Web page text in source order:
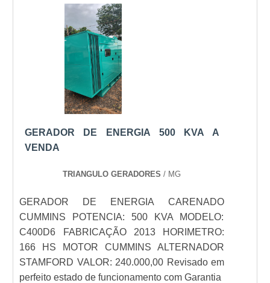
GERADOR DE ENERGIA 500 KVA A
VENDA
TRIANGULO GERADORES / MG
GERADOR DE ENERGIA CARENADO
CUMMINS POTENCIA: 500 KVA MODELO:
C400D6 FABRICAÇÃO 2013 HORIMETRO:
166 HS MOTOR CUMMINS ALTERNADOR
STAMFORD VALOR: 240.000,00 Revisado em
perfeito estado de funcionamento com Garantia